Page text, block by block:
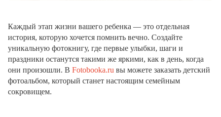
Каждый этап жизни вашего ребенка — это отдельная
история, которую хочется помнить вечно. Создайте
уникальную фотокнигу, где первые улыбки, шаги и
праздники останутся такими же яркими, как в день, когда
они произошли. В Fotobooka.ru вы можете заказать детский
фотоальбом, который станет настоящим семейным
сокровищем.